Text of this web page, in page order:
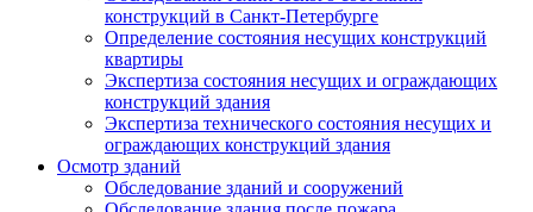
конструкций в Санкт-Петербурге
Определение состояния несущих конструкций
квартиры
Экспертиза состояния несущих и ограждающих
конструкций здания
Экспертиза технического состояния несущих и
ограждающих конструкций здания
Осмотр зданий
Обследование зданий и сооружений